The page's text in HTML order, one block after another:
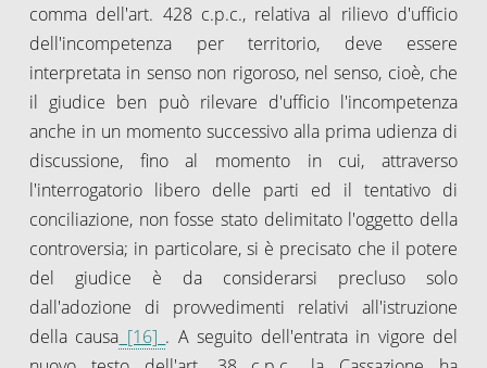
comma dell'art. 428 c.p.c., relativa al rilievo d'ufficio
dell'incompetenza per territorio, deve essere
interpretata in senso non rigoroso, nel senso, cioè, che
il giudice ben può rilevare d'ufficio l'incompetenza
anche in un momento successivo alla prima udienza di
discussione, fino al momento in cui, attraverso
l'interrogatorio libero delle parti ed il tentativo di
conciliazione, non fosse stato delimitato l'oggetto della
controversia; in particolare, si è precisato che il potere
del giudice è da considerarsi precluso solo
dall'adozione di provvedimenti relativi all'istruzione
della causa [16] . A seguito dell'entrata in vigore del